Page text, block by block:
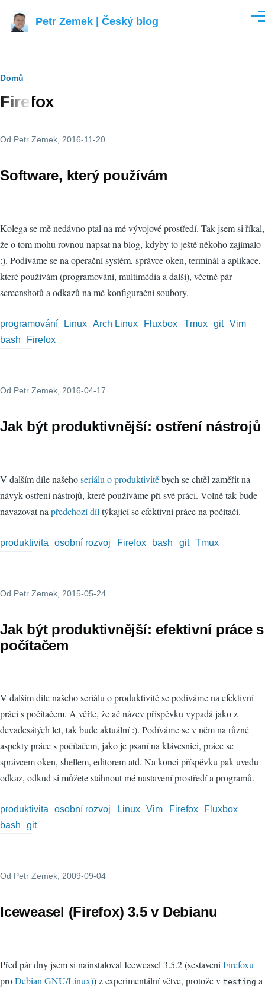
Petr Zemek | Český blog
Drobečková
navigace
Domů
Firefox
Od Petr Zemek , 2016-11-20
Software, který používám
Kolega se mě nedávno ptal na mé vývojové prostředí. Tak jsem si říkal,
že o tom mohu rovnou napsat na blog, kdyby to ještě někoho zajímalo
:). Podíváme se na operační systém, správce oken, terminál a aplikace,
které používám (programování, multimédia a další), včetně pár
screenshotů a odkazů na mé konfigurační soubory.
programování Linux Arch Linux Fluxbox Tmux git
Vim
bash
Firefox
Od Petr Zemek , 2016-04-17
Jak být produktivnější: ostření nástrojů
V dalším díle našehoseriálu o produktivitěbych se chtěl zaměřit na
návyk ostření nástrojů, které používáme při své práci. Volně tak bude
navazovat na předchozí díl týkající se efektivní práce na počítači.
produktivita osobní rozvoj Firefox bash git Tmux
Od Petr Zemek , 2015-05-24
Jak být produktivnější: efektivní práce s
počítačem
V dalším díle našeho seriálu o produktivitě se podíváme na efektivní
práci s počítačem. A věřte, že ač název příspěvku vypadá jako z
devadesátých let, tak bude aktuální :). Podíváme se v něm na různé
aspekty práce s počítačem, jako je psaní na klávesnici, práce se
správcem oken, shellem, editorem atd. Na konci příspěvku pak uvedu
odkaz, odkud si můžete stáhnout mé nastavení prostředí a programů.
produktivita osobní rozvoj Linux Vim Firefox
Fluxbox
bash
git
Od Petr Zemek, 2009-09-04
Iceweasel (Firefox) 3.5 v Debianu
Před pár dny jsem si nainstaloval Iceweasel 3.5.2 (sestaveníFirefoxu
proDebian GNU/Linux)) z experimentální větve, protože v testing a